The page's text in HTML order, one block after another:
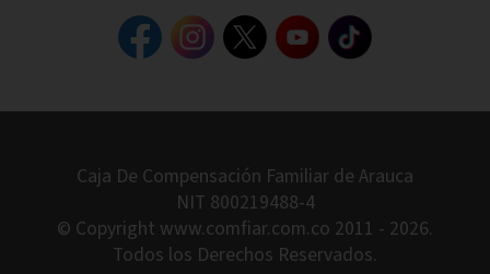
Caja De Compensación Familiar de Arauca
NIT 800219488-4
© Copyright www.comfiar.com.co 2011 - 2026.
Todos los Derechos Reservados.